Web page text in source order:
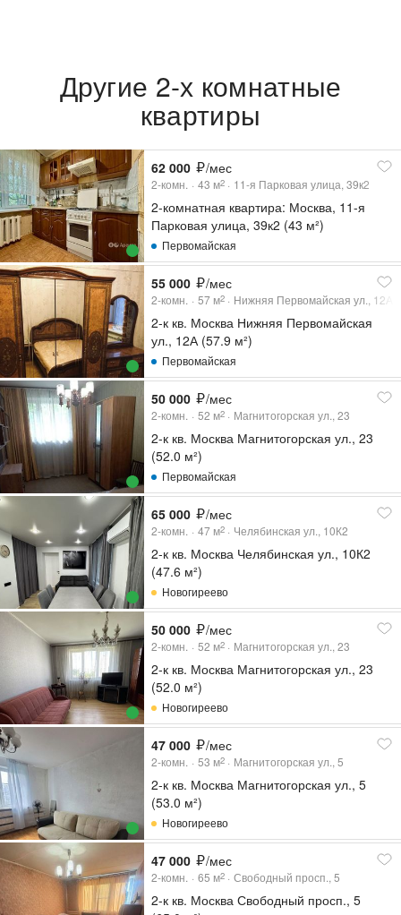
Другие 2-х комнатные
квартиры
62 000 /мес
2-комн. 43 м2 11-я Парковая улица, 39к2
2-комнатная квартира: Москва, 11-я
Парковая улица, 39к2 (43 м²)
Первомайская
55 000 /мес
2-комн. 57 м2 Нижняя Первомайская ул., 12А
2-к кв. Москва Нижняя Первомайская
ул., 12А (57.9 м²)
Первомайская
50 000 /мес
2-комн. 52 м2 Магнитогорская ул., 23
2-к кв. Москва Магнитогорская ул., 23
(52.0 м²)
Первомайская
65 000 /мес
2-комн. 47 м2 Челябинская ул., 10К2
2-к кв. Москва Челябинская ул., 10К2
(47.6 м²)
Новогиреево
50 000 /мес
2-комн. 52 м2 Магнитогорская ул., 23
2-к кв. Москва Магнитогорская ул., 23
(52.0 м²)
Новогиреево
47 000 /мес
2-комн. 53 м2 Магнитогорская ул., 5
2-к кв. Москва Магнитогорская ул., 5
(53.0 м²)
Новогиреево
47 000 /мес
2-комн. 65 м2 Свободный просп., 5
2-к кв. Москва Свободный просп., 5